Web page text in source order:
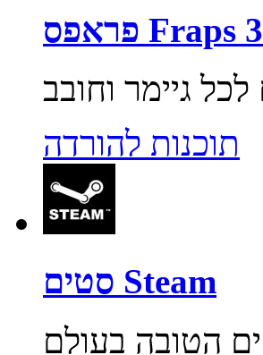
פראפס Fraps 3
תוכנות להורדה
סטים Steam